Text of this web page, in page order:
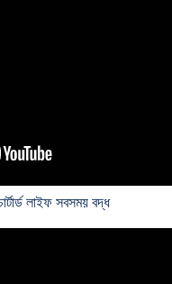
লাইফ সবসময় বদ্ধ